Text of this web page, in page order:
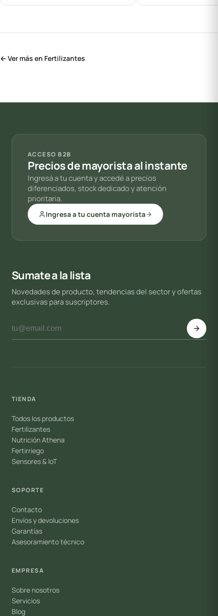
← Ver más en Fertilizantes
ACCESO B2B
Precios de mayorista al instante
Ingresá a tu cuenta y accedé a precios
diferenciados, stock dedicado y atención
prioritaria.
Ingresa a tu cuenta mayorista
Sumate a la lista
Novedades de producto, tendencias del sector y ofertas
exclusivas para suscriptores.
TIENDA
Todos los productos
Fertilizantes
Nutrición Athena
Fertirriego
Sensores & IoT
SOPORTE
Contacto
Envíos y devoluciones
Garantías
Asesoramiento técnico
EMPRESA
Sobre nosotros
Servicios
Blog